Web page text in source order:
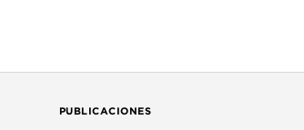
PUBLICACIONES